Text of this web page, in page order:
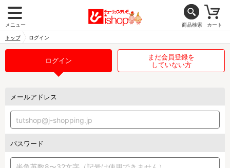
メニュー 商品検索 カート
トップ ログイン
ログイン
まだ会員登録を
していない方
メールアドレス
パスワード